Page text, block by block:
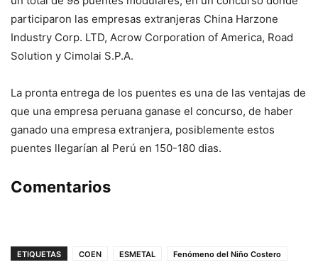
participaron las empresas extranjeras China Harzone
Industry Corp. LTD, Acrow Corporation of America, Road
Solution y Cimolai S.P.A.
La pronta entrega de los puentes es una de las ventajas de
que una empresa peruana ganase el concurso, de haber
ganado una empresa extranjera, posiblemente estos
puentes llegarían al Perú en 150-180 dias.
Comentarios
ETIQUETAS COEN ESMETAL Fenómeno del Niño Costero